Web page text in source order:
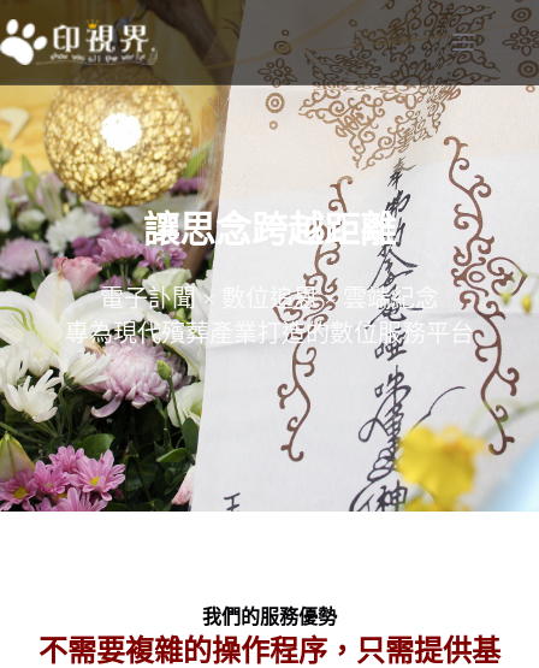
讓思念跨越距離
電子訃聞 × 數位追思 × 雲端紀念
專為現代殯葬產業打造的數位服務平台
我們的服務優勢
不需要複雜的操作程序，只需提供基